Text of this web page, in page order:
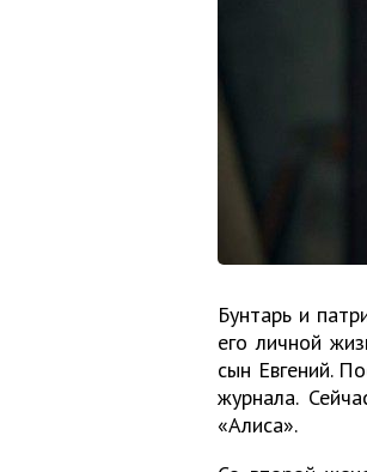
Бунтарь и
его личной
сын Евгений.
журнала.
«Алиса».